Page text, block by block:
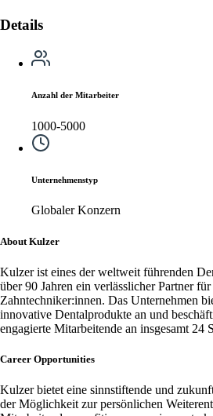
Details
Anzahl der Mitarbeiter
1000-5000
Unternehmenstyp
Globaler Konzern
About Kulzer
Kulzer ist eines der weltweit führenden
über 90 Jahren ein verlässlicher Partner
Zahntechniker:innen. Das Unternehmen
innovative Dentalprodukte an und
engagierte Mitarbeitende an insgesamt 24
Career Opportunities
Kulzer bietet eine sinnstiftende und
der Möglichkeit zur persönlichen